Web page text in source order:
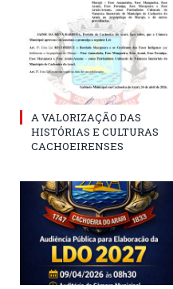
A VALORIZAÇÃO DAS
HISTÓRIAS E CULTURAS
CACHOEIRENSES